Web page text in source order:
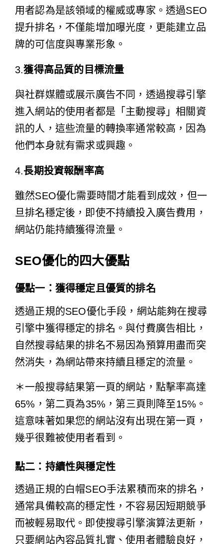
用者認為是該領域的權威或專家。透過SEO
提升排名，不僅能增加曝光度，更能建立品
牌的可信度與專業形象。
3.獲得高品質的目標流量
與社群媒體或展示廣告不同，透過搜尋引擎
進入網站的使用者都是「主動搜尋」相關資
訊的人，這些流量的轉換率通常較高，因為
他們本身就有需求或興趣。
4.長期投資報酬率高
雖然SEO優化需要時間才能看到成效，但一
旦排名穩定後，即使不持續投入廣告費用，
網站仍能持續獲得流量。
SEO優化的四大優點
優點一：獲得穩定且優質的排名
透過正規的SEO優化手段，網站能夠在搜尋
引擎中獲得穩定的排名。與付費廣告相比，
自然搜尋結果的排名不易因為預算用盡而突
然消失，為網站帶來持續且穩定的流量。
＊一般搜尋結果第一頁的網站，點擊率高達
65%，第二頁為35%，第三頁則降至15%。
這意味著如果您的網站沒有出現在第一頁，
幾乎很難被使用者看到。
點二：持續性與穩定性
透過正規的白帽SEO手法累積而來的排名，
通常具備較高的穩定性，不容易因短期競爭
而被輕易取代。即使搜尋引擎演算法更新，
只要網站內容品質扎實、使用者體驗良好，